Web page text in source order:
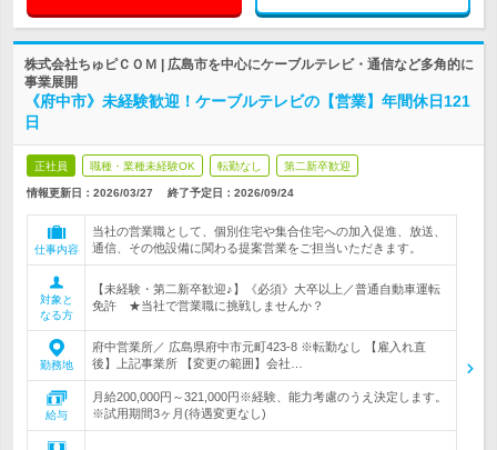
株式会社ちゅピＣＯＭ | 広島市を中心にケーブルテレビ・通信など多角的に
事業展開
《府中市》未経験歓迎！ケーブルテレビの【営業】年間休日121
日
正社員 職種・業種未経験OK 転勤なし 第二新卒歓迎
情報更新日：2026/03/27 終了予定日： 2026/09/24
仕事内容
当社の営業職として、個別住宅や集合住宅への加入促進、放送、
通信、その他設備に関わる提案営業をご担当いただきます。
対象と
なる方
【未経験・第二新卒歓迎♪】《必須》大卒以上／普通自動車運転
免許 ★当社で営業職に挑戦しませんか？
勤務地
府中営業所／ 広島県府中市元町423-8 ※転勤なし 【雇入れ直
後】上記事業所 【変更の範囲】会社…
給与
月給200,000円～321,000円※経験、能力考慮のうえ決定します。
※試用期間3ヶ月(待遇変更なし)